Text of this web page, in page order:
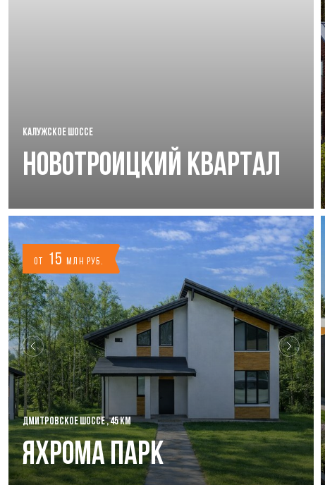
КАЛУЖСКОЕ ШОССЕ
Новотроицкий Квартал
от 15млн руб.
ДМИТРОВСКОЕ ШОССЕ , 45 КМ
Яхрома Парк